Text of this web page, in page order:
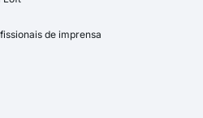
de imprensa